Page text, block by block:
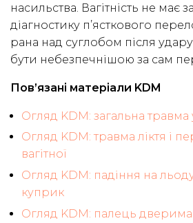
насильства. Вагітність не має
діагностику п’ясткового
рана над суглобом після
бути небезпечнішою за сам
Пов’язані матеріали KDM
Огляд KDM: загальна травма у
Огляд KDM: травма ліктя і
вагітної
Огляд KDM: падіння на льоду,
куприк
Огляд KDM: палець дверима